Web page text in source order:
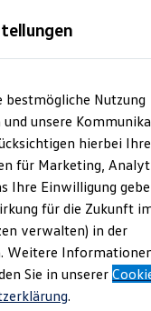
bestmögliche Nutzung
unsere
hierbei Ihre
für Marketing,
Ihre Einwilligung
für die Zukunft
verwalten) in der
Weitere
Sie in unserer
.